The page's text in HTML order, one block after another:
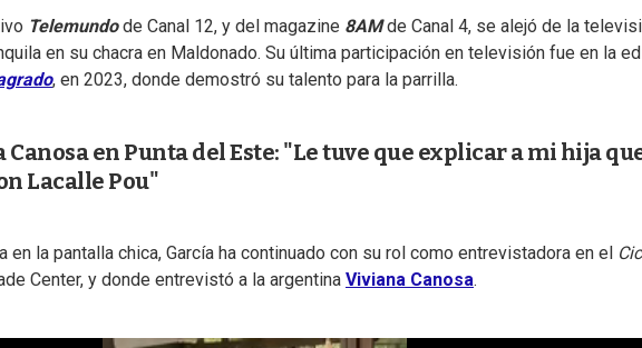
Telemundode Canal 12, y del magazine 8AMde Canal 4, se alejó de la
en su chacra en Maldonado. Su última participación en televisión fue en la
, en 2023, donde demostró su talento para la parrilla.
Canosa en Punta del Este: "Le tuve que explicar a mi hija
Lacalle Pou"
la pantalla chica, García ha continuado con su rol como entrevistadora en el
Center, y donde entrevistó a la argentina Viviana Canosa.